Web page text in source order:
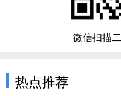
微信扫描
热点推荐